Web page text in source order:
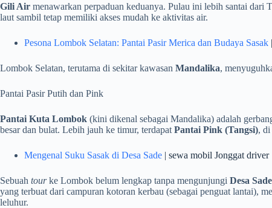
Gili Air menawarkan perpaduan keduanya. Pulau ini lebih santai
laut sambil tetap memiliki akses mudah ke aktivitas air.
Pesona Lombok Selatan: Pantai Pasir Merica dan Budaya Sasak
Lombok Selatan, terutama di sekitar kawasan Mandalika,
Pantai Pasir Putih dan Pink
Pantai Kuta Lombok (kini dikenal sebagai Mandalika) adalah
besar dan bulat. Lebih jauh ke timur, terdapat Pantai Pink (Tangsi), di
Mengenal Suku Sasak di Desa Sade | sewa mobil Jonggat driver
Sebuah tourke Lombok belum lengkap tanpa mengunjungi Desa Sade
yang terbuat dari campuran kotoran kerbau (sebagai penguat lantai),
leluhur.